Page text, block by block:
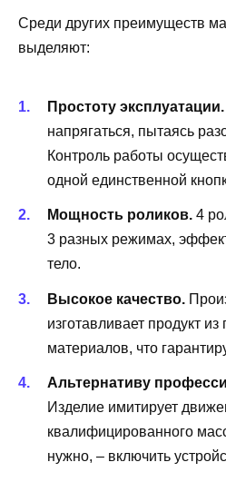
Среди других преимуществ
выделяют:
Простоту эксплуатации.
напрягаться, пытаясь
Контроль работы
одной единственной
Мощность роликов. 4
3 разных режимах,
тело.
Высокое качество.
изготавливает продукт
материалов, что
Альтернативу
Изделие имитирует
квалифицированного
нужно, – включить